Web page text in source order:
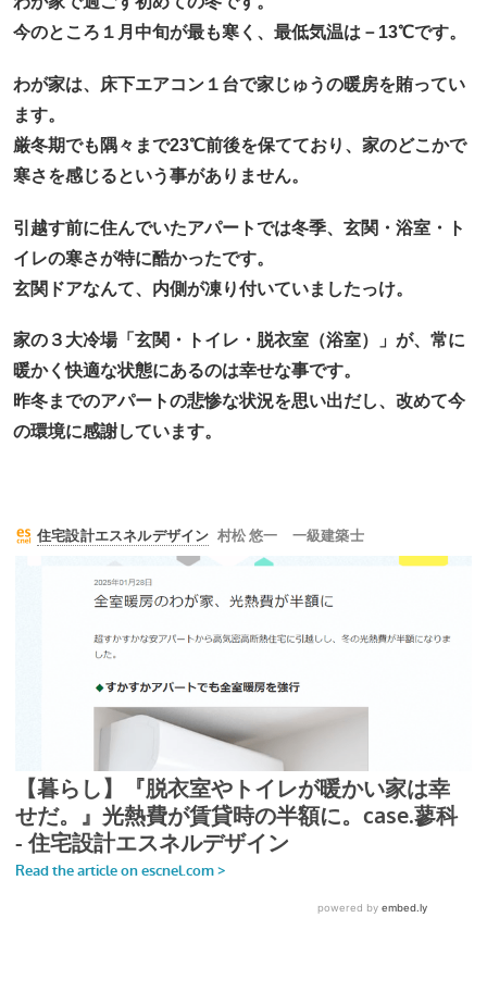
今のところ１月中旬が最も寒く、最低気温は－13℃です。
わが家は、床下エアコン１台で家じゅうの暖房を賄ってい
ます。
厳冬期でも隅々まで23℃前後を保てており、家のどこかで
寒さを感じるという事がありません。
引越す前に住んでいたアパートでは冬季、玄関・浴室・ト
イレの寒さが特に酷かったです。
玄関ドアなんて、内側が凍り付いていましたっけ。
家の３大冷場「玄関・トイレ・脱衣室（浴室）」が、常に
暖かく快適な状態にあるのは幸せな事です。
昨冬までのアパートの悲惨な状況を思い出だし、改めて今
の環境に感謝しています。